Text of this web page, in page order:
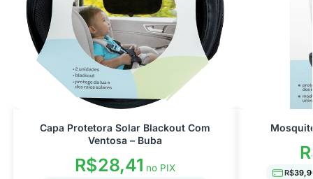
Capa Protetora Solar Blackout Com
Ventosa – Buba
R$28,41 no PIX R$